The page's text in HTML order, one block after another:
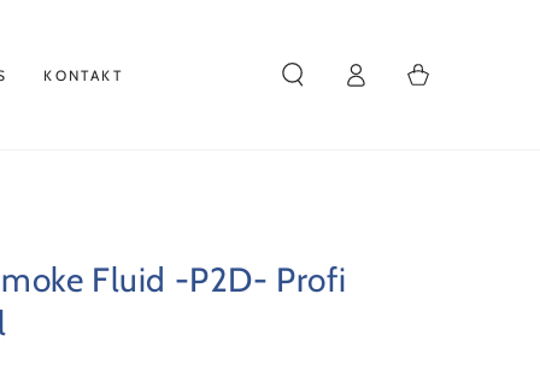
KONTAKT EinloggenWarenkorb
Fluid -P2D- Profi